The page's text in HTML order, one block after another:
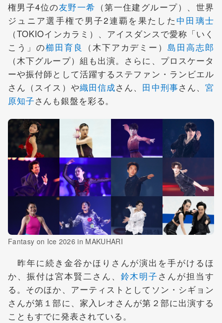
権男子4位の友野一希 （第一住建グループ）、世界
ジュニア選手権で男子2連覇を果たした 中田璃士
（TOKIOインカラミ）、アイスダンスで愛称「いく
こう」の櫛田育良 （木下アカデミー）島田高志郎
（木下グループ）組も出演。さらに、プロスケータ
ーや振付師として活躍するステファン・ランビエル
さん（スイス）や織田信成さん、 田中刑事さん、宮
原知子さんも銀盤を彩る。
Fantasy on Ice 2026 in MAKUHARI
昨年に続き金谷かほりさんが演出を手がけるほ
か、振付は宮本賢二さん、 鈴木明子 さんが担当す
る。そのほか、アーティストとしてソン・シギョン
さんが第１部に、家入レオさんが第２部に出演する
こともすでに発表されている。